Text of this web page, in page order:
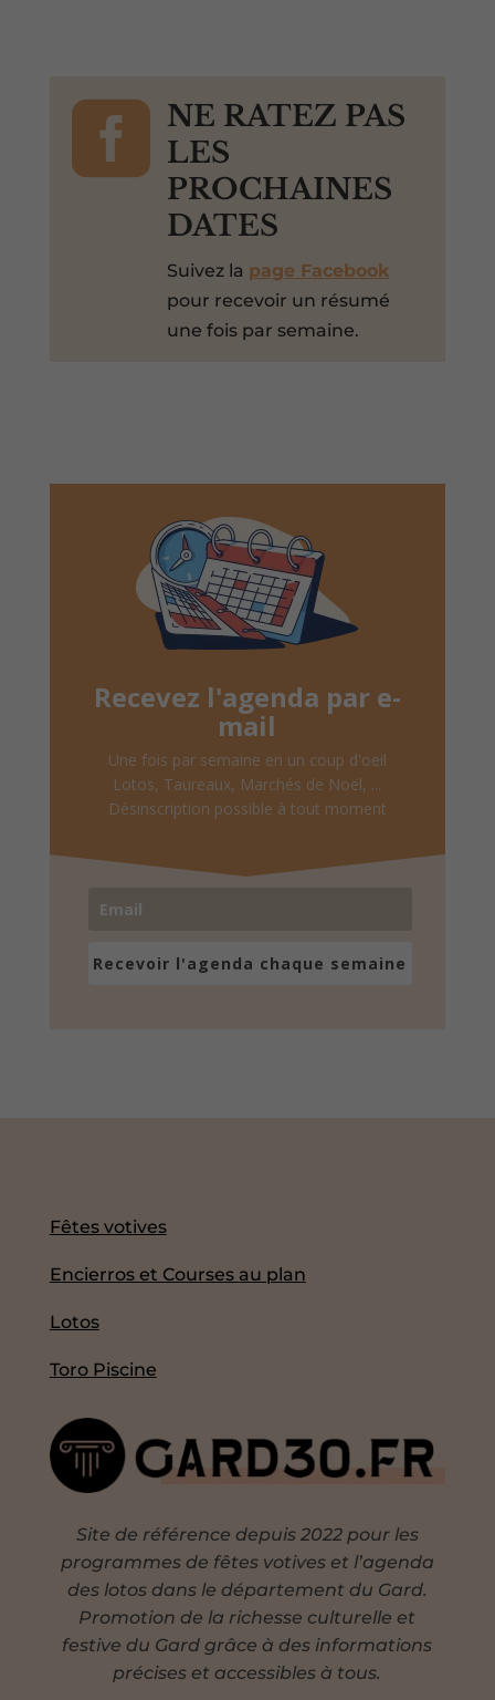

NE RATEZ PAS
LES
PROCHAINES
DATES
Suivez la page Facebook
pour recevoir un résumé
une fois par semaine.
Recevez l'agenda par e-
mail
Une fois par semaine en un coup d'oeil
Lotos, Taureaux, Marchés de Noël, ...
Désinscription possible à tout moment
Recevoir l'agenda chaque semaine
Fêtes votives
Encierros et Courses au plan
Lotos
Toro Piscine
Site de référence depuis 2022 pour les
programmes de fêtes votives et l’agenda
des lotos dans le département du Gard.
Promotion de la richesse culturelle et
festive du Gard grâce à des informations
précises et accessibles à tous.